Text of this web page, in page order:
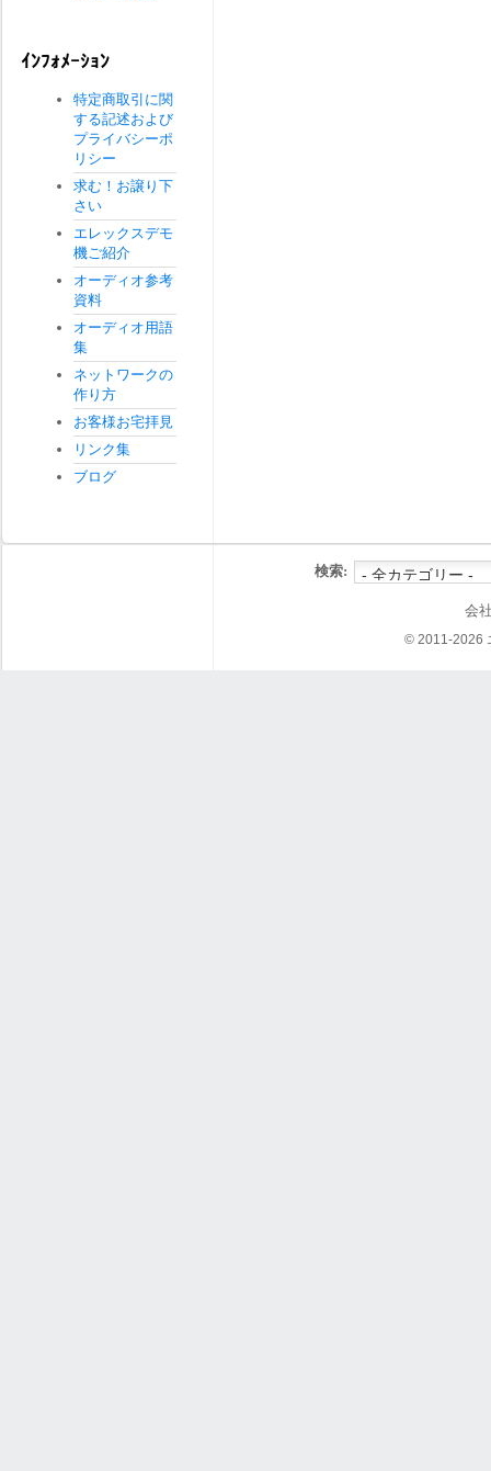
ｲﾝﾌｫﾒｰｼｮﾝ
特定商取引に関
する記述および
プライバシーポ
リシー
求む！お譲り下
さい
エレックスデモ
機ご紹介
オーディオ参考
資料
オーディオ用語
集
ネットワークの
作り方
お客様お宅拝見
リンク集
ブログ
検索:
会
© 2011-2026